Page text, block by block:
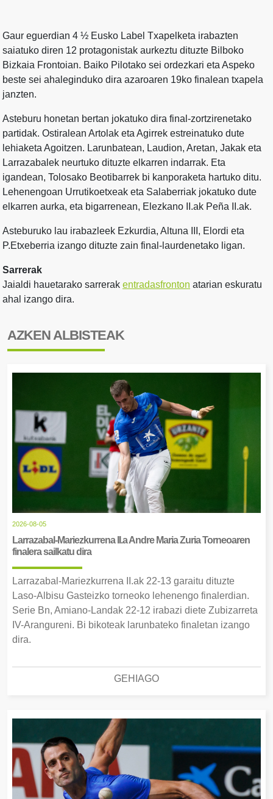
Gaur eguerdian 4 ½ Eusko Label Txapelketa irabazten
saiatuko diren 12 protagonistak aurkeztu dituzte Bilboko
Bizkaia Frontoian. Baiko Pilotako sei ordezkari eta Aspeko
beste sei ahaleginduko dira azaroaren 19ko finalean txapela
janzten.
Asteburu honetan bertan jokatuko dira final-zortzirenetako
partidak. Ostiralean Artolak eta Agirrek estreinatuko dute
lehiaketa Agoitzen. Larunbatean, Laudion, Aretan, Jakak eta
Larrazabalek neurtuko dituzte elkarren indarrak. Eta
igandean, Tolosako Beotibarrek bi kanporaketa hartuko ditu.
Lehenengoan Urrutikoetxeak eta Salaberriak jokatuko dute
elkarren aurka, eta bigarrenean, Elezkano II.ak Peña II.ak.
Asteburuko lau irabazleek Ezkurdia, Altuna III, Elordi eta
P.Etxeberria izango dituzte zain final-laurdenetako ligan.
Sarrerak
Jaialdi hauetarako sarrerak entradasfronton atarian eskuratu
ahal izango dira.
AZKEN ALBISTEAK
2026-08-05
Larrazabal-Mariezkurrena II.a Andre Maria Zuria Torneoaren
finalera sailkatu dira
Larrazabal-Mariezkurrena II.ak 22-13 garaitu dituzte
Laso-Albisu Gasteizko torneoko lehenengo finalerdian.
Serie Bn, Amiano-Landak 22-12 irabazi diete Zubizarreta
IV-Arangureni. Bi bikoteak larunbateko finaletan izango
dira.
GEHIAGO